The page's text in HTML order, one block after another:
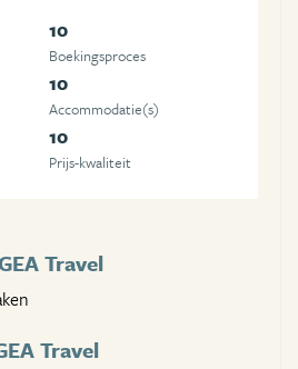
10
Boekingsproces
10
Accommodatie(s)
10
Prijs-kwaliteit
Travel
Travel